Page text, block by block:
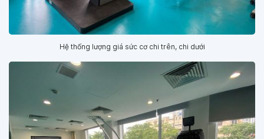
Hệ thống lượng giá sức cơ chi trên, chi dưới